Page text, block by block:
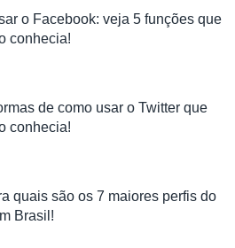
o Facebook: veja 5 funções que
conhecia!
de como usar o Twitter que
conhecia!
quais são os 7 maiores perfis do
Brasil!